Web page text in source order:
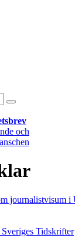
och
journalistvisum i
Tidskrifter